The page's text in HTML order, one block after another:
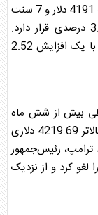
قیمت هر اونس طلا امروز با 0.50 درصد کاهش به 4191 دلار و 7 سنت
رسید. طلا در مسیر ثبت یک کاهش هفتگی 3.1 درصدی قرار دارد.
قیمت معاملات آتی طلا در بازار کامکس نیویورک با یک افزایش 2.52
طی بیش از شش ماه
اخیر رسید، اما پیش از بسته شدن بازار با قیمت بالاتر 4219.69 دلاری
رئیس‌جمهور
لغو کرد و از نزدیک